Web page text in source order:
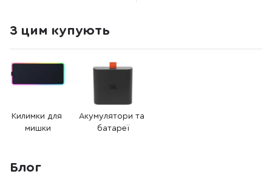
З цим купують
Килимки для
мишки
Акумулятори та
батареї
Блог